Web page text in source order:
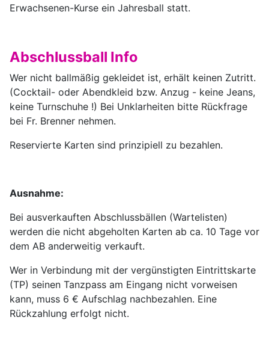
Erwachsenen-Kurse ein Jahresball statt.
Abschlussball Info
Wer nicht ballmäßig gekleidet ist, erhält keinen Zutritt.
(Cocktail- oder Abendkleid bzw. Anzug - keine Jeans,
keine Turnschuhe !) Bei Unklarheiten bitte Rückfrage
bei Fr. Brenner nehmen.
Reservierte Karten sind prinzipiell zu bezahlen.
Ausnahme:
Bei ausverkauften Abschlussbällen (Wartelisten)
werden die nicht abgeholten Karten ab ca. 10 Tage vor
dem AB anderweitig verkauft.
Wer in Verbindung mit der vergünstigten Eintrittskarte
(TP) seinen Tanzpass am Eingang nicht vorweisen
kann, muss 6 € Aufschlag nachbezahlen. Eine
Rückzahlung erfolgt nicht.